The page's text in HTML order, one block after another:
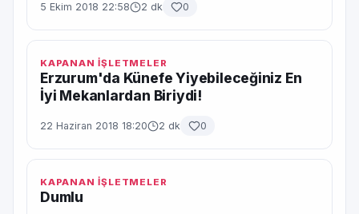
5 Ekim 2018 22:58 2 dk 0
KAPANAN İŞLETMELER
Erzurum'da Künefe Yiyebileceğiniz En
İyi Mekanlardan Biriydi!
22 Haziran 2018 18:20 2 dk 0
KAPANAN İŞLETMELER
Dumlu